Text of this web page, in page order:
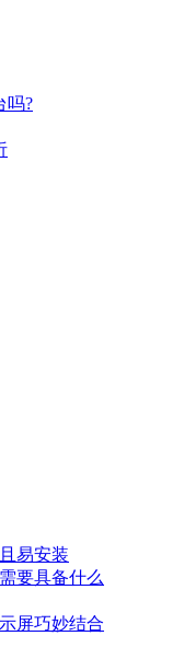
吗?
易安装
要具备什么
屏巧妙结合